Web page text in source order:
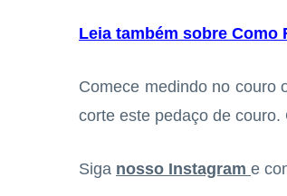
Leia também sobre Como
Comece medindo no couro
corte este pedaço de
Siga nosso Instagram e